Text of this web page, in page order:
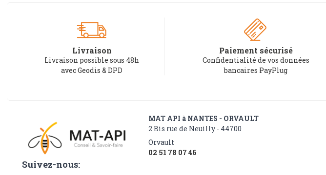
Livraison
Livraison possible sous 48h
avec Geodis & DPD
Paiement sécurisé
Confidentialité de vos données
bancaires PayPlug
Suivez-nous:
MAT API à NANTES - ORVAULT
2 Bis rue de Neuilly - 44700
Orvault
02 51 78 07 46